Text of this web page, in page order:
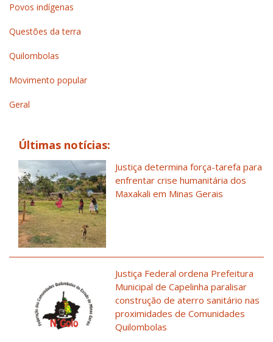
Povos indígenas
Questões da terra
Quilombolas
Movimento popular
Geral
Últimas notícias:
Justiça determina força-tarefa para
enfrentar crise humanitária dos
Maxakali em Minas Gerais
Justiça Federal ordena Prefeitura
Municipal de Capelinha paralisar
construção de aterro sanitário nas
proximidades de Comunidades
Quilombolas